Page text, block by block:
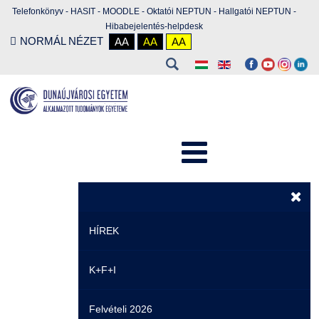
Telefonkönyv - HASIT - MOODLE - Oktatói NEPTUN - Hallgatói NEPTUN -
Hibabejelentés-helpdesk
NORMÁL NÉZET AA AA AA
HÍREK
Hírek
Események
K+F+I
Felvételi 2026